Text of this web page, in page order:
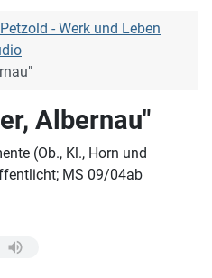
- Werk und Leben
Albernau"
(Ob., Kl., Horn und
MS 09/04ab